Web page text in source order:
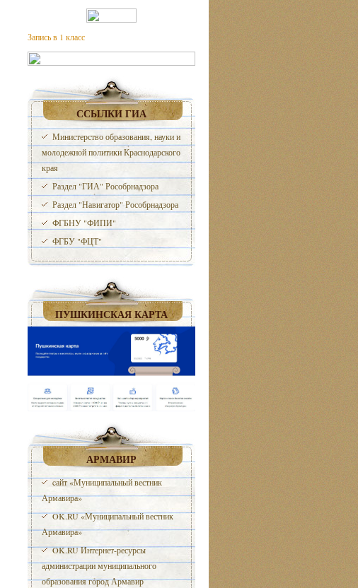
Запись в 1 класс
ССЫЛКИ ГИА
Министерство образования, науки и
молодежной политики Краснодарского
края
Раздел "ГИА" Рособрнадзора
Раздел "Навигатор" Рособрнадзора
ФГБНУ "ФИПИ"
ФГБУ "ФЦТ"
ПУШКИНСКАЯ КАРТА
АРМАВИР
cайт «Муниципальный вестник
Армавира»
OK.RU «Муниципальный вестник
Армавира»
OK.RU Интернет-ресурсы
администрации муниципального
образования город Армавир